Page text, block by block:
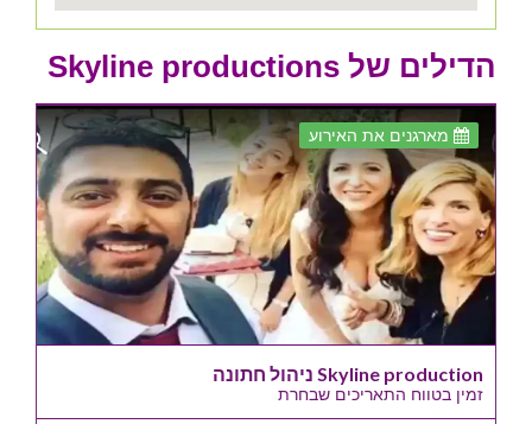
הדילים של Skyline productions
מארגנים את האירוע
Skyline production ניהול חתונה
זמין בטווח התאריכים שבחרת